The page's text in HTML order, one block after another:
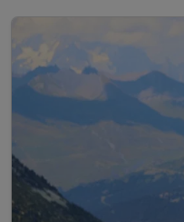
täglich Kaffeekränzchen
mit jeweils einem Kaffee
1 x Obstteller auf dem
inkl. Gästekarte
inkl. Nutzung des Pool-
* alkoholfreie Alternative